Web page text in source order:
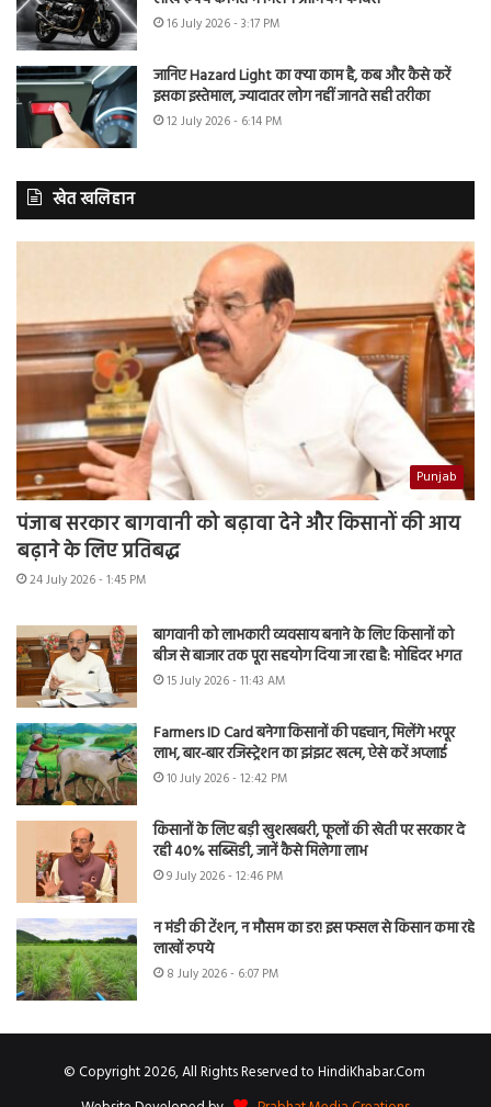
16 July 2026 - 3:17 PM
जानिए Hazard Light का क्या काम है, कब और कैसे करें
इसका इस्तेमाल, ज्यादातर लोग नहीं जानते सही तरीका
12 July 2026 - 6:14 PM
खेत खलिहान
Punjab
पंजाब सरकार बागवानी को बढ़ावा देने और किसानों की आय
बढ़ाने के लिए प्रतिबद्ध
24 July 2026 - 1:45 PM
बागवानी को लाभकारी व्यवसाय बनाने के लिए किसानों को
बीज से बाजार तक पूरा सहयोग दिया जा रहा है: मोहिंदर भगत
15 July 2026 - 11:43 AM
Farmers ID Card बनेगा किसानों की पहचान, मिलेंगे भरपूर
लाभ, बार-बार रजिस्ट्रेशन का झंझट खत्म, ऐसे करें अप्लाई
10 July 2026 - 12:42 PM
किसानों के लिए बड़ी खुशखबरी, फूलों की खेती पर सरकार दे
रही 40% सब्सिडी, जानें कैसे मिलेगा लाभ
9 July 2026 - 12:46 PM
न मंडी की टेंशन, न मौसम का डर! इस फसल से किसान कमा रहे
लाखों रुपये
8 July 2026 - 6:07 PM
© Copyright 2026, All Rights Reserved to HindiKhabar.Com